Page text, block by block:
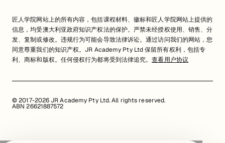
匠人学院网站上的所有内容，包括课程材料、徽标和匠人学院网站上提供的
信息，均受澳大利亚政府知识产权法的保护。严禁未经授权使用、销售、分
发、复制或修改。违规行为可能会导致法律诉讼。通过访问我们的网站，您
同意尊重我们的知识产权。JR Academy Pty Ltd 保留所有权利，包括专
利、商标和版权。任何侵权行为都将受到法律追究。查看用户协议
© 2017-2026 JR Academy Pty Ltd. All rights reserved.
ABN 26621887572